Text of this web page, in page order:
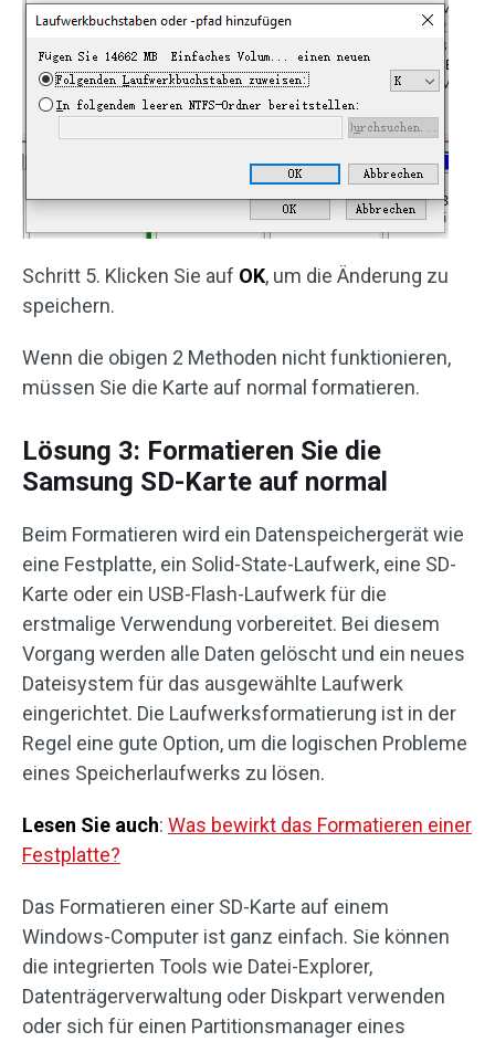
Schritt 5. Klicken Sie auf OK, um die Änderung zu
speichern.
Wenn die obigen 2 Methoden nicht funktionieren,
müssen Sie die Karte auf normal formatieren.
Lösung 3: Formatieren Sie die
Samsung SD-Karte auf normal
Beim Formatieren wird ein Datenspeichergerät wie
eine Festplatte, ein Solid-State-Laufwerk, eine SD-
Karte oder ein USB-Flash-Laufwerk für die
erstmalige Verwendung vorbereitet. Bei diesem
Vorgang werden alle Daten gelöscht und ein neues
Dateisystem für das ausgewählte Laufwerk
eingerichtet. Die Laufwerksformatierung ist in der
Regel eine gute Option, um die logischen Probleme
eines Speicherlaufwerks zu lösen.
Lesen Sie auch: Was bewirkt das Formatieren einer
Festplatte?
Das Formatieren einer SD-Karte auf einem
Windows-Computer ist ganz einfach. Sie können
die integrierten Tools wie Datei-Explorer,
Datenträgerverwaltung oder Diskpart verwenden
oder sich für einen Partitionsmanager eines